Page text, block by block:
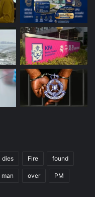
dies Fire found
man over PM